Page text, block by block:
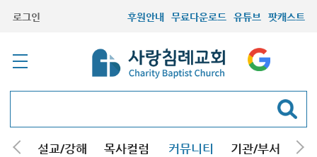
로그인 후원안내 무료다운로드 유튜브 팟캐스트
내 설교/강해 목사컬럼 커뮤니티 기관/부서 선